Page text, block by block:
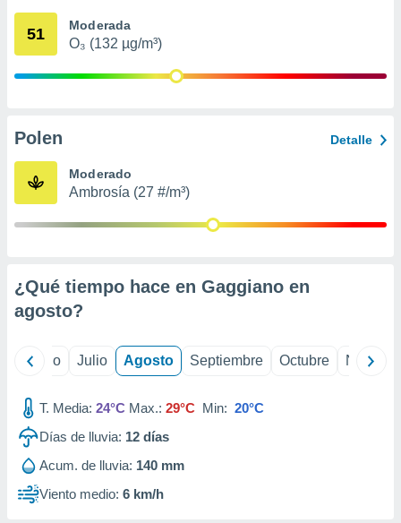
e
publicidad
1199
51 Moderada
O₃ (132 µg/m³)
Polen Detalle
Moderado
Ambrosía (27 #/m³)
¿Qué tiempo hace en Gaggiano en
agosto?
Junio Julio Agosto Septiembre Octubre
T. Media: 24°C Max.: 29°C Min: 20°C
Días de lluvia: 12 días
Acum. de lluvia: 140 mm
Viento medio: 6 km/h